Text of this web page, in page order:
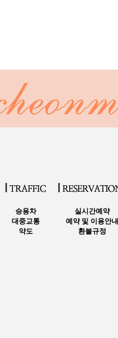
승용차
대중교통
약도
실시간예약
예약 및 이용안내
환불규정